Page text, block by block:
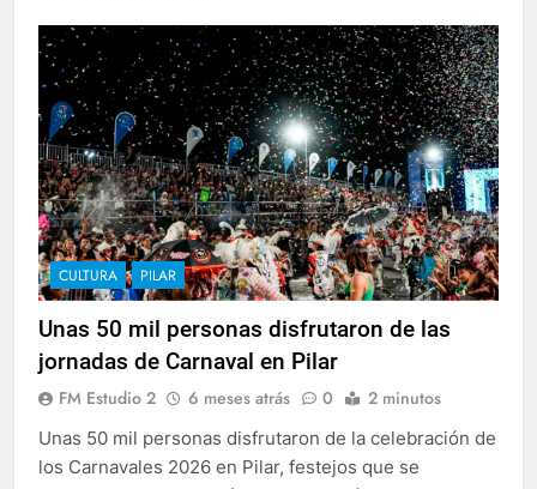
CULTURA PILAR
Unas 50 mil personas disfrutaron de las
jornadas de Carnaval en Pilar
FM Estudio 2 6 meses atrás 0 2 minutos
Unas 50 mil personas disfrutaron de la celebración de
los Carnavales 2026 en Pilar, festejos que se